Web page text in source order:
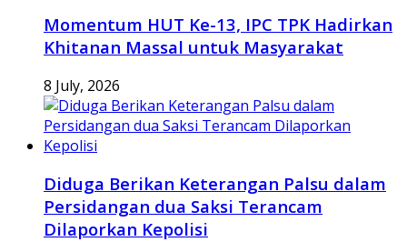
Momentum HUT Ke-13, IPC TPK Hadirkan
Khitanan Massal untuk Masyarakat
8 July, 2026
Diduga Berikan Keterangan Palsu dalam
Persidangan dua Saksi Terancam
Dilaporkan Kepolisi